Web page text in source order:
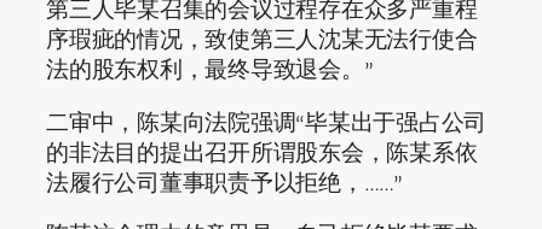
第三人毕某召集的会议过程存在众多严重程
序瑕疵的情况，致使第三人沈某无法行使合
法的股东权利，最终导致退会。”
二审中，陈某向法院强调“毕某出于强占公司
的非法目的提出召开所谓股东会，陈某系依
法履行公司董事职责予以拒绝，……”